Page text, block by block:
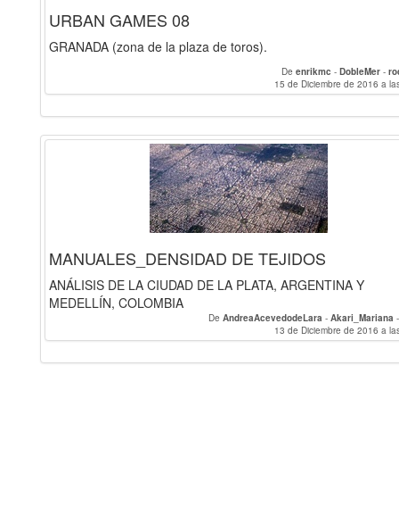
URBAN GAMES 08
GRANADA (zona de la plaza de toros).
De enrikmc - DobleMer -
15 de Diciembre de 2016 a
MANUALES_DENSIDAD DE TEJIDOS
ANÁLISIS DE LA CIUDAD DE LA PLATA, ARGENTINA Y
MEDELLÍN, COLOMBIA
De AndreaAcevedodeLara - Akari_Mariana
13 de Diciembre de 2016 a